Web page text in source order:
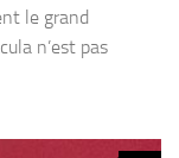
le grand
n’est pas